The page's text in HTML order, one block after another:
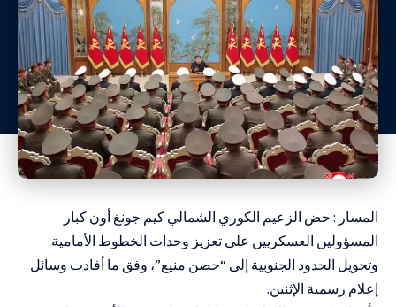
المسار : حض الزعيم الكوري الشمالي كيم جونغ أون كبار
المسؤولين العسكريين على تعزيز وحدات الخطوط الأمامية
وتحويل الحدود الجنوبية إلى “حصن منيع”، وفق ما أفادت وسائل
إعلام رسمية الإثنين.